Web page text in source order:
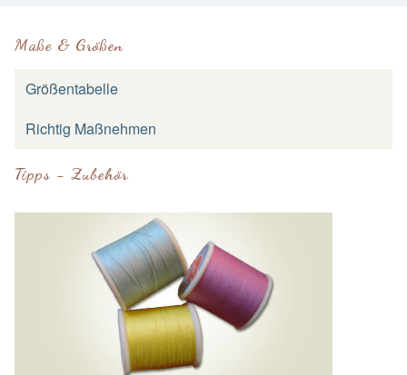
Maße & Größen
Größentabelle
Richtig Maßnehmen
Tipps - Zubehör